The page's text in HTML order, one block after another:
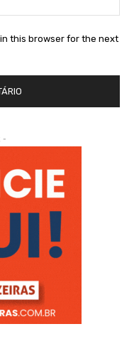
this browser for the next
-